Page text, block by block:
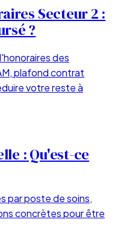
Secteur 2 :
?
des
plafond contrat
votre reste à
: Qu'est-ce
par poste de soins,
concrètes pour être